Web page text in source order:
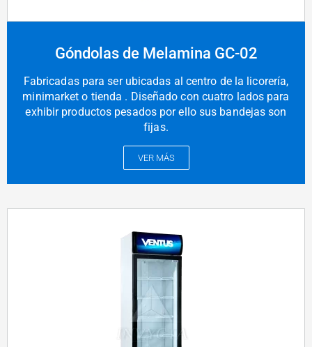
Góndolas de Melamina GC-02
Fabricadas para ser ubicadas al centro de la licorería,
minimarket o tienda . Diseñado con cuatro lados para
exhibir productos pesados por ello sus bandejas son
fijas.
VER MÁS